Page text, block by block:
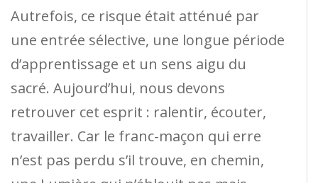
Autrefois, ce risque était atténué par
une entrée sélective, une longue période
d’apprentissage et un sens aigu du
sacré. Aujourd’hui, nous devons
retrouver cet esprit : ralentir, écouter,
travailler. Car le franc-maçon qui erre
n’est pas perdu s’il trouve, en chemin,